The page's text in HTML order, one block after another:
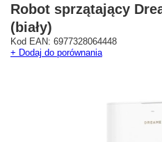
Robot sprzątający
(biały)
Kod EAN: 6977328064448
+ Dodaj do porównania